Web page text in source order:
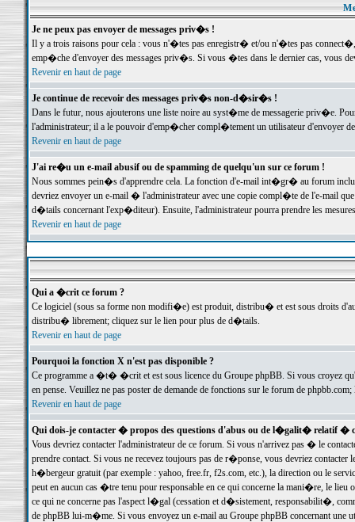
Je ne peux pas envoyer de messages priv�s !
Il y a trois raisons pour cela : vous n'�tes pas enregistr� et/ou n'�tes pas
emp�che d'envoyer des messages priv�s. Si vous �tes dans le dernier cas, vous
Revenir en haut de page
Je continue de recevoir des messages priv�s non-d�sir�s !
Dans le futur, nous ajouterons une liste noire au syst�me de messagerie priv�e.
l'administrateur; il a le pouvoir d'emp�cher compl�tement un utilisateur d'envoyer
Revenir en haut de page
J'ai re�u un e-mail abusif ou de spamming de quelqu'un sur ce forum !
Nous sommes pein�s d'apprendre cela. La fonction d'e-mail int�gr� au forum inclut
devriez envoyer un e-mail � l'administrateur avec une copie compl�te de l'e-mail
d�tails concernant l'exp�diteur). Ensuite, l'administrateur pourra prendre les
Revenir en haut de page
Qui a �crit ce forum ?
Ce logiciel (sous sa forme non modifi�e) est produit, distribu� et est sous droits
distribu� librement; cliquez sur le lien pour plus de d�tails.
Revenir en haut de page
Pourquoi la fonction X n'est pas disponible ?
Ce programme a �t� �crit et est sous licence du Groupe phpBB. Si vous croyez
en pense. Veuillez ne pas poster de demande de fonctions sur le forum de
Revenir en haut de page
Qui dois-je contacter � propos des questions d'abus ou de l�galit� relatif �
Vous devriez contacter l'administrateur de ce forum. Si vous n'arrivez pas � le
prendre contact. Si vous ne recevez toujours pas de r�ponse, vous devriez
h�bergeur gratuit (par exemple : yahoo, free.fr, f2s.com, etc.), la direction ou le
peut en aucun cas �tre tenu pour responsable en ce qui concerne la mani�re, le
ce qui ne concerne pas l'aspect l�gal (cessation et d�sistement, responsabilit�,
de phpBB lui-m�me. Si vous envoyez un e-mail au Groupe phpBB concernant une